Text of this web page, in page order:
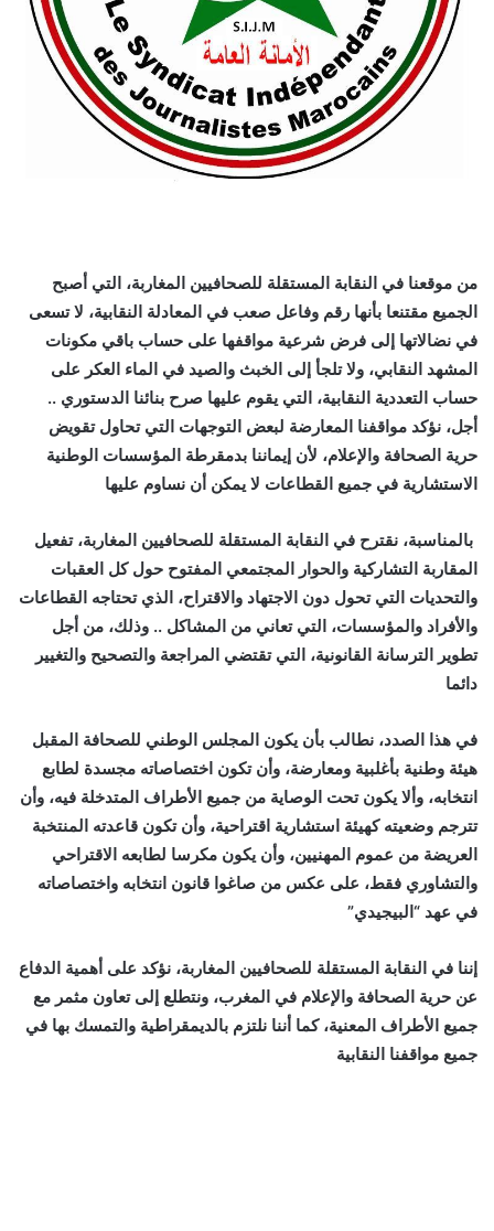
من موقعنا في النقابة المستقلة للصحافيين المغاربة، التي أصبح
الجميع مقتنعا بأنها رقم وفاعل صعب في المعادلة النقابية، لا تسعى
في نضالاتها إلى فرض شرعية مواقفها على حساب باقي مكونات
المشهد النقابي، ولا تلجأ إلى الخبث والصيد في الماء العكر على
حساب التعددية النقابية، التي يقوم عليها صرح بنائنا الدستوري ..
أجل، نؤكد مواقفنا المعارضة لبعض التوجهات التي تحاول تقويض
حرية الصحافة والإعلام، لأن إيماننا بدمقرطة المؤسسات الوطنية
الاستشارية في جميع القطاعات لا يمكن أن نساوم عليها
بالمناسبة، نقترح في النقابة المستقلة للصحافيين المغاربة، تفعيل
المقاربة التشاركية والحوار المجتمعي المفتوح حول كل العقبات
والتحديات التي تحول دون الاجتهاد والاقتراح، الذي تحتاجه القطاعات
والأفراد والمؤسسات، التي تعاني من المشاكل .. وذلك، من أجل
تطوير الترسانة القانونية، التي تقتضي المراجعة والتصحيح والتغيير
دائما
في هذا الصدد، نطالب بأن يكون المجلس الوطني للصحافة المقبل
هيئة وطنية بأغلبية ومعارضة، وأن تكون اختصاصاته مجسدة لطابع
انتخابه، وألا يكون تحت الوصاية من جميع الأطراف المتدخلة فيه، وأن
تترجم وضعيته كهيئة استشارية اقتراحية، وأن تكون قاعدته المنتخبة
العريضة من عموم المهنيين، وأن يكون مكرسا لطابعه الاقتراحي
والتشاوري فقط، على عكس من صاغوا قانون انتخابه واختصاصاته
في عهد “البيجيدي”
إننا في النقابة المستقلة للصحافيين المغاربة، نؤكد على أهمية الدفاع
عن حرية الصحافة والإعلام في المغرب، ونتطلع إلى تعاون مثمر مع
جميع الأطراف المعنية، كما أننا نلتزم بالديمقراطية والتمسك بها في
جميع مواقفنا النقابية